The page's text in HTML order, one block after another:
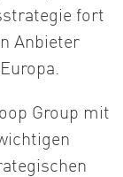
fort
Anbieter
Group mit